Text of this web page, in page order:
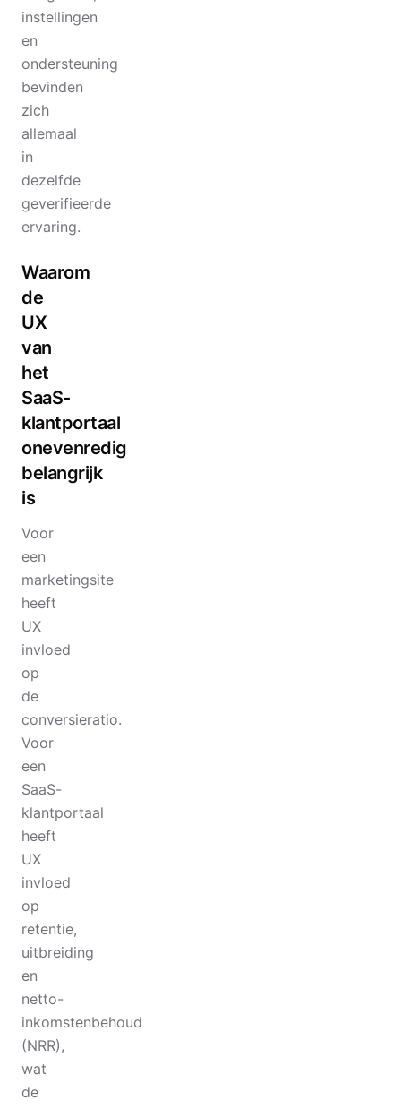
instellingen
en
ondersteuning
bevinden
zich
allemaal
in
dezelfde
geverifieerde
ervaring.
Waarom
de
UX
van
het
SaaS-
klantportaal
onevenredig
belangrijk
is
Voor
een
marketingsite
heeft
UX
invloed
op
de
conversieratio.
Voor
een
SaaS-
klantportaal
heeft
UX
invloed
op
retentie,
uitbreiding
en
netto-
inkomstenbehoud
(NRR),
wat
de